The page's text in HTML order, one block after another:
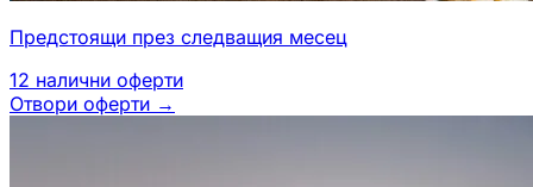
Предстоящи през следващия месец
12 налични оферти
Отвори оферти →